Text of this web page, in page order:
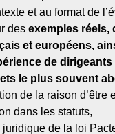
et au format de
desexemples réels,
et européens,
de
le plus souvent
de la raison d’être
dans les statuts,
juridique de la loi